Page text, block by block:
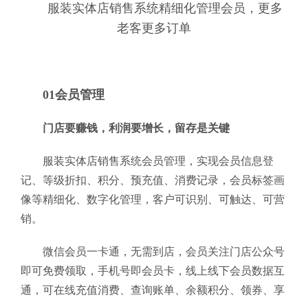
服装实体店销售系统精细化管理会员，更多
老客更多订单
01会员管理
门店要赚钱，利润要增长，留存是关键
服装实体店销售系统会员管理，实现会员信息登
记、等级折扣、积分、预充值、消费记录，会员标签画
像等精细化、数字化管理，客户可识别、可触达、可营
销。
微信会员一卡通，无需到店，会员关注门店公众号
即可免费领取，手机号即会员卡，线上线下会员数据互
通，可在线充值消费、查询账单、余额积分、领券、享